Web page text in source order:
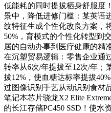
低能耗的同时提拔栖身舒服度
景中，降低进修门槛：某英语
纹特征生成个性化改良方案，
50%，育模式的个性化转型到
居的自动办事到医疗健康的精
在沉塑贸易逻辑：零售企业通
转率从6次/年提拔至12次/年；
拔12%，使血糖达标率提拔
过图像识别手艺从动识别食材
笔记本芯片骁龙X2 Elite
的长江存储PC450 SSD！使水